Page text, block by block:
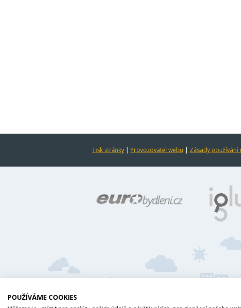
Tisk stránky | Provozovatel webu | Zásady používání
POUŽÍVÁME COOKIES